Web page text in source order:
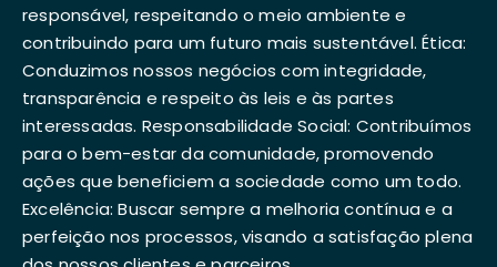
responsável, respeitando o meio ambiente e
contribuindo para um futuro mais sustentável. Ética:
Conduzimos nossos negócios com integridade,
transparência e respeito às leis e às partes
interessadas. Responsabilidade Social: Contribuímos
para o bem-estar da comunidade, promovendo
ações que beneficiem a sociedade como um todo.
Excelência: Buscar sempre a melhoria contínua e a
perfeição nos processos, visando a satisfação plena